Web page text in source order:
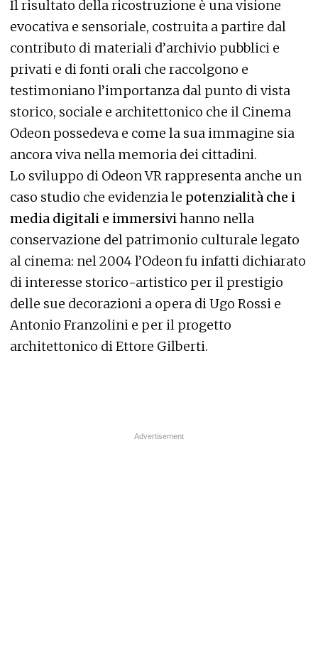
Il risultato della ricostruzione è una visione
evocativa e sensoriale, costruita a partire dal
contributo di materiali d’archivio pubblici e
privati e di fonti orali che raccolgono e
testimoniano l’importanza dal punto di vista
storico, sociale e architettonico che il Cinema
Odeon possedeva e come la sua immagine sia
ancora viva nella memoria dei cittadini.
Lo sviluppo di Odeon VR rappresenta anche un
caso studio che evidenzia le potenzialità che i
media digitali e immersivihanno nella
conservazione del patrimonio culturale legato
al cinema: nel 2004 l’Odeon fu infatti dichiarato
di interesse storico-artistico per il prestigio
delle sue decorazioni a opera di Ugo Rossi e
Antonio Franzolini e per il progetto
architettonico di Ettore Gilberti.